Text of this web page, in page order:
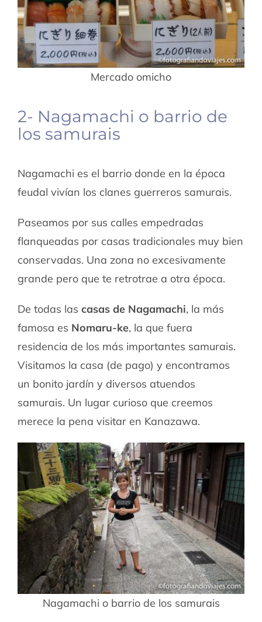
Mercado omicho
2- Nagamachi o barrio de
los samurais
Nagamachi es el barrio donde en la época
feudal vivían los clanes guerreros samurais.
Paseamos por sus calles empedradas
flanqueadas por casas tradicionales muy bien
conservadas. Una zona no excesivamente
grande pero que te retrotrae a otra época.
De todas las casas de Nagamachi, la más
famosa es Nomaru-ke, la que fuera
residencia de los más importantes samurais.
Visitamos la casa (de pago) y encontramos
un bonito jardín y diversos atuendos
samurais. Un lugar curioso que creemos
merece la pena visitar en Kanazawa.
Nagamachi o barrio de los samurais